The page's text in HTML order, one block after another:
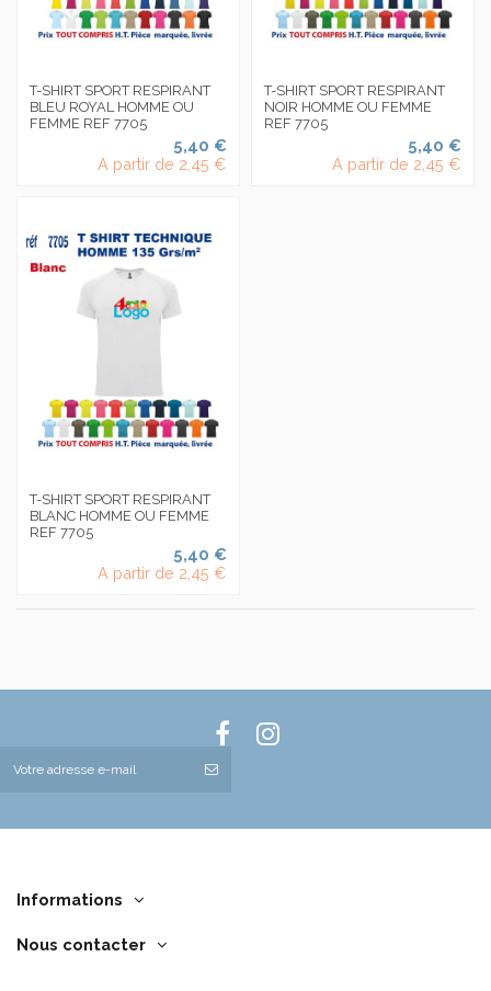
T-SHIRT SPORT RESPIRANT
BLEU ROYAL HOMME OU
FEMME REF 7705
5,40 €
A partir de 2,45 €
T-SHIRT SPORT RESPIRANT
NOIR HOMME OU FEMME
REF 7705
5,40 €
A partir de 2,45 €
T-SHIRT SPORT RESPIRANT
BLANC HOMME OU FEMME
REF 7705
5,40 €
A partir de 2,45 €
Informations
Nous contacter